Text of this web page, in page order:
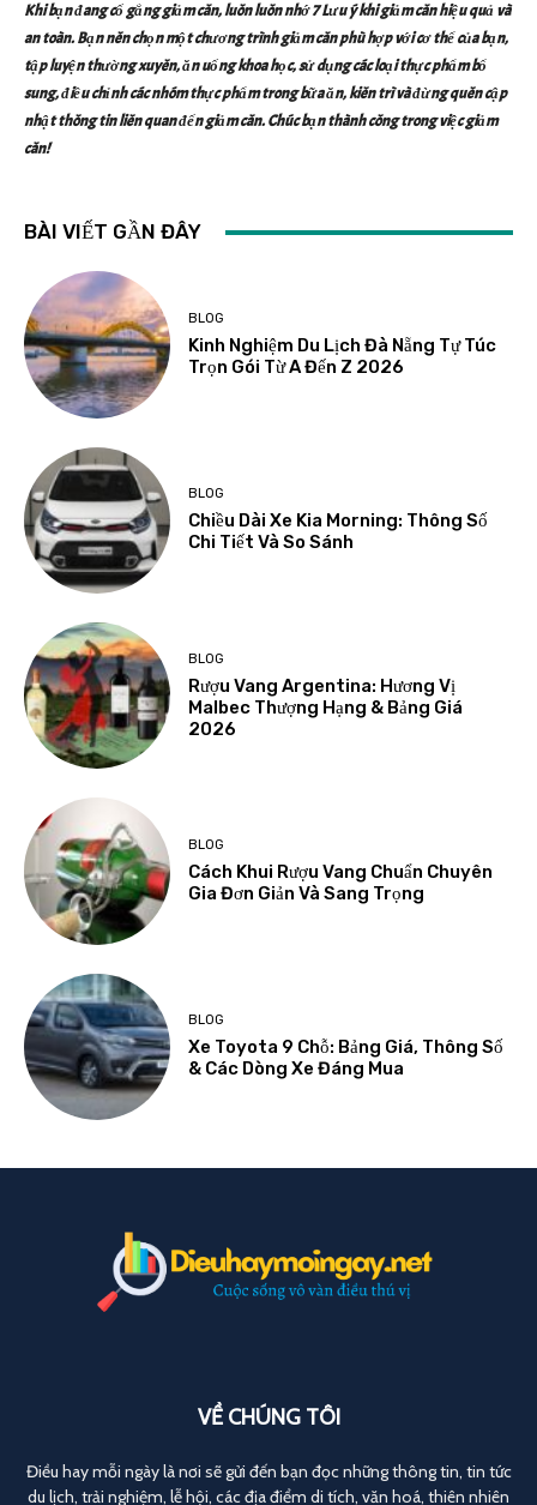
Khi bạn đang cố gắng giảm cân, luôn luôn nhớ 7 Lưu ý khi giảm cân hiệu quả và
an toàn. Bạn nên chọn một chương trình giảm cân phù hợp với cơ thể của bạn,
tập luyện thường xuyên, ăn uống khoa học, sử dụng các loại thực phẩm bổ
sung, điều chỉnh các nhóm thực phẩm trong bữa ăn, kiên trì và đừng quên cập
nhật thông tin liên quan đến giảm cân. Chúc bạn thành công trong việc giảm
cân!
BÀI VIẾT GẦN ĐÂY
BLOG
Kinh Nghiệm Du Lịch Đà Nẵng Tự Túc
Trọn Gói Từ A Đến Z 2026
BLOG
Chiều Dài Xe Kia Morning: Thông Số
Chi Tiết Và So Sánh
BLOG
Rượu Vang Argentina: Hương Vị
Malbec Thượng Hạng & Bảng Giá
2026
BLOG
Cách Khui Rượu Vang Chuẩn Chuyên
Gia Đơn Giản Và Sang Trọng
BLOG
Xe Toyota 9 Chỗ: Bảng Giá, Thông Số
& Các Dòng Xe Đáng Mua
VỀ CHÚNG TÔI
Điều hay mỗi ngày là nơi sẽ gửi đến bạn đọc những thông tin, tin tức
du lịch, trải nghiệm, lễ hội, các địa điểm di tích, văn hoá, thiên nhiên